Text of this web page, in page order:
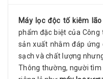
Máy lọc độc tố kiêm
phẩm đặc biệt của Công
sản xuất nhằm đáp ứng
sạch và chất lượng
Thông thường, người tìm